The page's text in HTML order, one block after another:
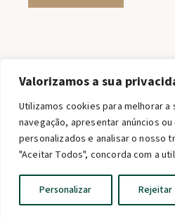
Valorizamos a sua
Utilizamos cookies para melhorar a
navegação, apresentar anúncios
personalizados e analisar o nosso
"Aceitar Todos", concorda com a
Personalizar Rejeitar
FILSTONE – COMÉRCIO
FILSTONE®2026 TODOS OS